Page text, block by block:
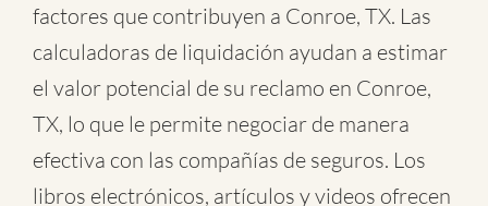
factores que contribuyen a Conroe, TX. Las
calculadoras de liquidación ayudan a estimar
el valor potencial de su reclamo en Conroe,
TX, lo que le permite negociar de manera
efectiva con las compañías de seguros. Los
libros electrónicos, artículos y videos ofrecen